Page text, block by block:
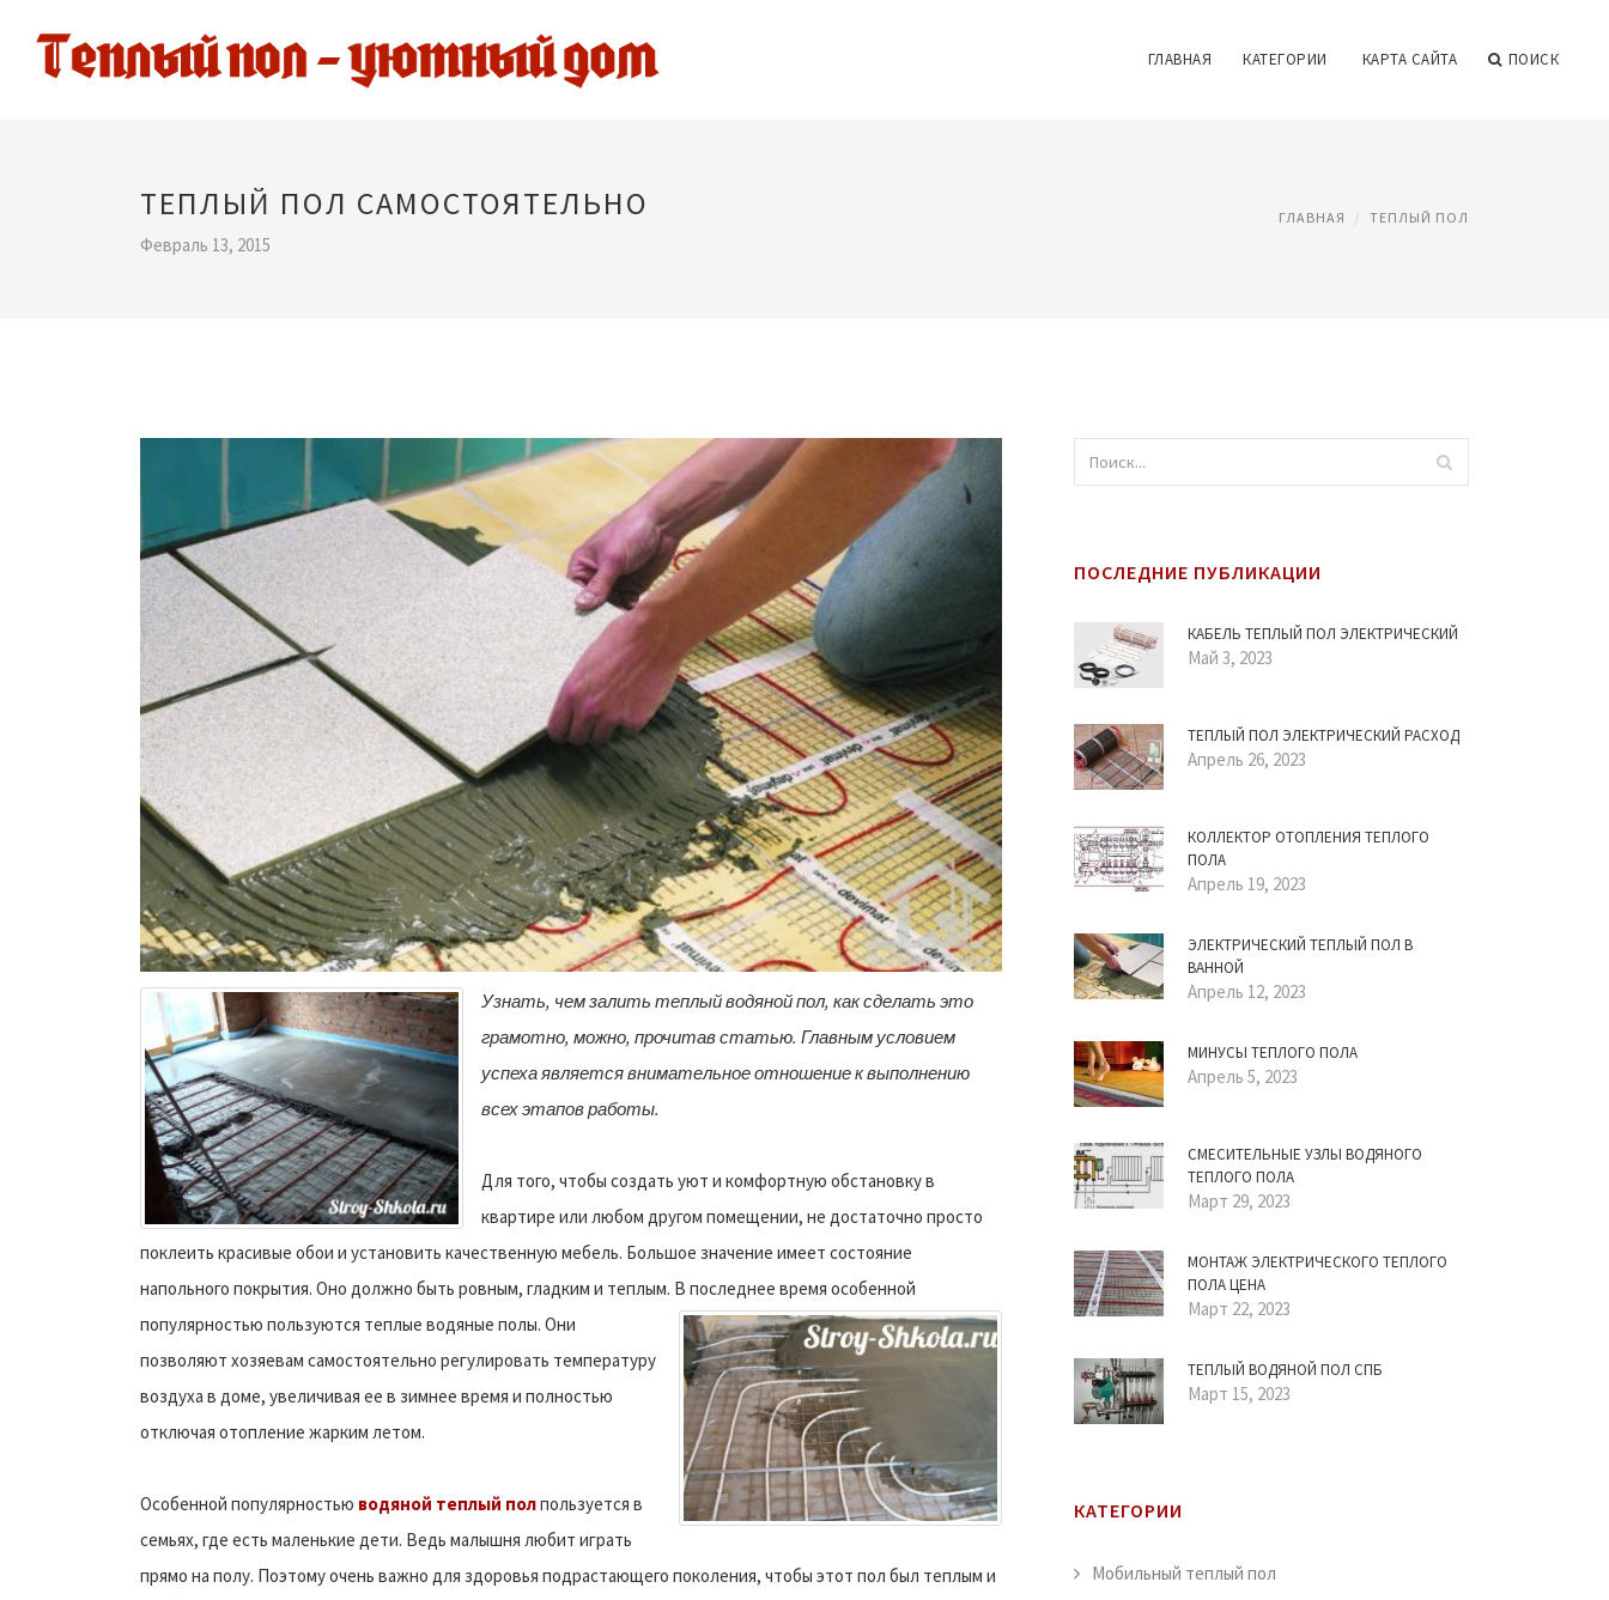
ГЛАВНАЯ КАТЕГОРИИ КАРТА САЙТА ПОИСК
ТЕПЛЫЙ ПОЛ САМОСТОЯТЕЛЬНО
Февраль 13, 2015
ГЛАВНАЯ ТЕПЛЫЙ ПОЛ
Узнать, чем залить теплый водяной пол, как сделать это
грамотно, можно, прочитав статью. Главным условием
успеха является внимательное отношение к выполнению
всех этапов работы.
Для того, чтобы создать уют и комфортную обстановку в
квартире или любом другом помещении, не достаточно просто
поклеить красивые обои и установить качественную мебель. Большое значение имеет состояние
напольного покрытия. Оно должно быть ровным, гладким и теплым. В последнее время особенной
популярностью пользуются теплые водяные полы. Они
позволяют хозяевам самостоятельно регулировать температуру
воздуха в доме, увеличивая ее в зимнее время и полностью
отключая отопление жарким летом.
Особенной популярностью водяной теплый полпользуется в
семьях, где есть маленькие дети. Ведь малышня любит играть
прямо на полу. Поэтому очень важно для здоровья подрастающего поколения, чтобы этот пол был теплым и
ПОСЛЕДНИЕ ПУБЛИКАЦИИ
КАБЕЛЬ ТЕПЛЫЙ ПОЛ ЭЛЕКТРИЧЕСКИЙ
Май 3, 2023
ТЕПЛЫЙ ПОЛ ЭЛЕКТРИЧЕСКИЙ РАСХОД
Апрель 26, 2023
КОЛЛЕКТОР ОТОПЛЕНИЯ ТЕПЛОГО
ПОЛА
Апрель 19, 2023
ЭЛЕКТРИЧЕСКИЙ ТЕПЛЫЙ ПОЛ В
ВАННОЙ
Апрель 12, 2023
МИНУСЫ ТЕПЛОГО ПОЛА
Апрель 5, 2023
СМЕСИТЕЛЬНЫЕ УЗЛЫ ВОДЯНОГО
ТЕПЛОГО ПОЛА
Март 29, 2023
МОНТАЖ ЭЛЕКТРИЧЕСКОГО ТЕПЛОГО
ПОЛА ЦЕНА
Март 22, 2023
ТЕПЛЫЙ ВОДЯНОЙ ПОЛ СПБ
Март 15, 2023
КАТЕГОРИИ
Мобильный теплый пол